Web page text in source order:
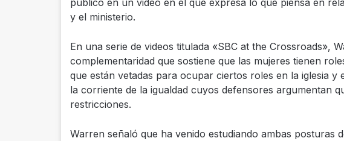
y el ministerio.
En una serie de videos titulada «SBC at the Crossroads»,
complementaridad que sostiene que las mujeres tienen
que están vetadas para ocupar ciertos roles en la iglesia y
la corriente de la igualdad cuyos defensores argumentan
restricciones.
Warren señaló que ha venido estudiando ambas posturas